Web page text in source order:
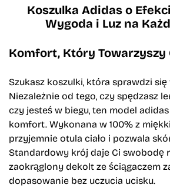
Koszulka Adidas o
Wygoda i Luz na
Komfort, Który Towarzyszy
Szukasz koszulki, która sprawdzi
Niezależnie od tego, czy spędzasz
czy jesteś w biegu, ten model
komfort. Wykonana w 100% z
przyjemnie otula ciało i pozwala
Standardowy krój daje Ci swobodę
zaokrąglony dekolt ze ściągaczem
dopasowanie bez uczucia ucisku.